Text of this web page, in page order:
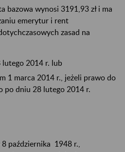
bazowa wynosi 3191,93 zł i ma
emerytur i rent
zasad na
lutego 2014 r. lub
1 marca 2014 r., jeżeli prawo do
po dniu 28 lutego 2014 r.
października 1948 r.,